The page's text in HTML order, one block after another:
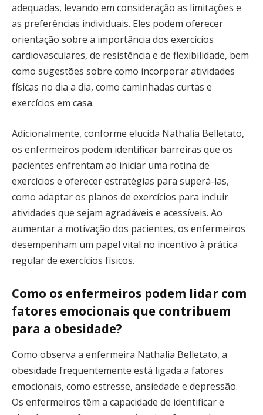
adequadas, levando em consideração as limitações e
as preferências individuais. Eles podem oferecer
orientação sobre a importância dos exercícios
cardiovasculares, de resistência e de flexibilidade, bem
como sugestões sobre como incorporar atividades
físicas no dia a dia, como caminhadas curtas e
exercícios em casa.
Adicionalmente, conforme elucida Nathalia Belletato,
os enfermeiros podem identificar barreiras que os
pacientes enfrentam ao iniciar uma rotina de
exercícios e oferecer estratégias para superá-las,
como adaptar os planos de exercícios para incluir
atividades que sejam agradáveis e acessíveis. Ao
aumentar a motivação dos pacientes, os enfermeiros
desempenham um papel vital no incentivo à prática
regular de exercícios físicos.
Como os enfermeiros podem lidar com
fatores emocionais que contribuem
para a obesidade?
Como observa a enfermeira Nathalia Belletato, a
obesidade frequentemente está ligada a fatores
emocionais, como estresse, ansiedade e depressão.
Os enfermeiros têm a capacidade de identificar e